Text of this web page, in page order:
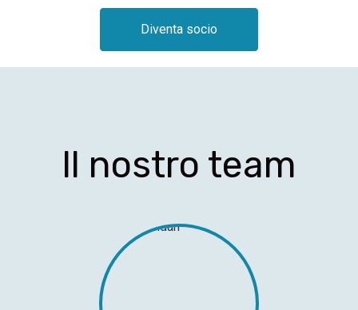
Diventa socio
Il nostro team